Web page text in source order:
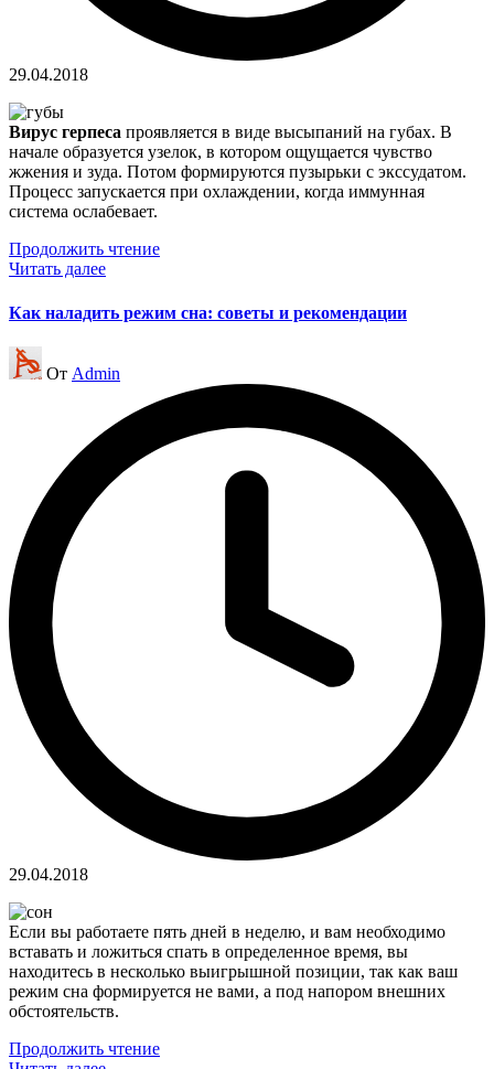
29.04.2018
Вирус герпеса проявляется в виде высыпаний на губах. В
начале образуется узелок, в котором ощущается чувство
жжения и зуда. Потом формируются пузырьки с экссудатом.
Процесс запускается при охлаждении, когда иммунная
система ослабевает.
Продолжить чтение
Читать далее
Как наладить режим сна: советы и рекомендации
Запись
от
От Admin
29.04.2018
Если вы работаете пять дней в неделю, и вам необходимо
вставать и ложиться спать в определенное время, вы
находитесь в несколько выигрышной позиции, так как ваш
режим сна формируется не вами, а под напором внешних
обстоятельств.
Продолжить чтение